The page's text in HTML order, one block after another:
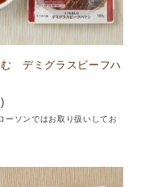
む デミグラスビーフハ
ーソンではお取り扱いしてお